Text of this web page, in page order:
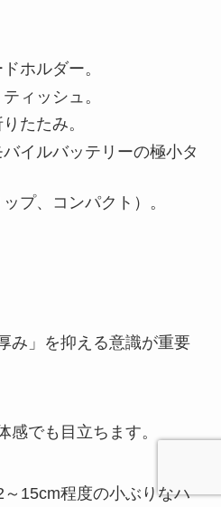
ホルダー。
ィッシュ。
たたみ。
イルバッテリーの極小タ
プ、コンパクト）。
み」を抑える意識が重要
感でも目立ちます。
15cm程度の小ぶりなハ